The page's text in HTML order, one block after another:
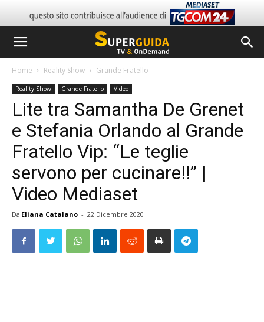
Home Reality Show Grande Fratello
Reality Show Grande Fratello Video
Lite tra Samantha De Grenet
e Stefania Orlando al Grande
Fratello Vip: “Le teglie
servono per cucinare!!” |
Video Mediaset
Da Eliana Catalano - 22 Dicembre 2020